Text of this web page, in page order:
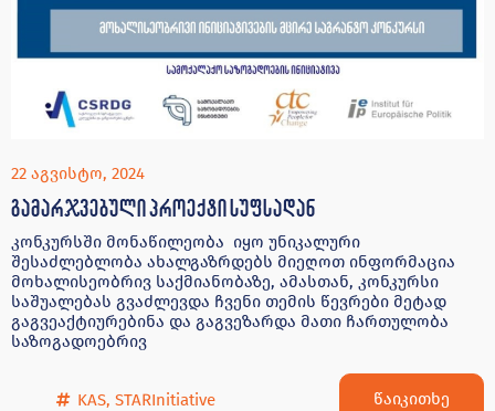
22 აგვისტო, 2024
გამარჯვებული პროექტი სუფსადან
კონკურსში მონაწილეობა იყო უნიკალური
შესაძლებლობა ახალგაზრდებს მიეღოთ ინფორმაცია
მოხალისეობრივ საქმიანობაზე, ამასთან, კონკურსი
საშუალებას გვაძლევდა ჩვენი თემის წევრები მეტად
გაგვეაქტიურებინა და გაგვეზარდა მათი ჩართულობა
საზოგადოებრივ
KAS, STARInitiative წაიკითხე